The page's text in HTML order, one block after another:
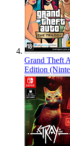
Grand Theft
Edition